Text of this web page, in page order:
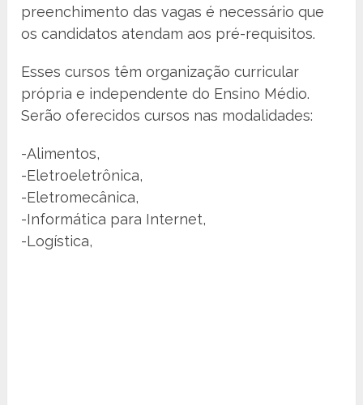
preenchimento das vagas é necessário que
os candidatos atendam aos pré-requisitos.
Esses cursos têm organização curricular
própria e independente do Ensino Médio.
Serão oferecidos cursos nas modalidades:
-Alimentos,
-Eletroeletrônica,
-Eletromecânica,
-Informática para Internet,
-Logística,